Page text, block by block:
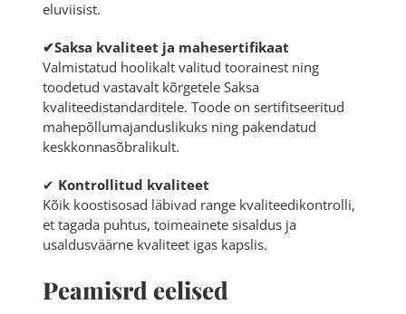
eluviisist.
✔Saksa kvaliteet ja mahesertifikaat
Valmistatud hoolikalt valitud toorainest ning
toodetud vastavalt kõrgetele Saksa
kvaliteedistandarditele. Toode on sertifitseeritud
mahepõllumajanduslikuks ning pakendatud
keskkonnasõbralikult.
✔ Kontrollitud kvaliteet
Kõik koostisosad läbivad range kvaliteedikontrolli,
et tagada puhtus, toimeainete sisaldus ja
usaldusväärne kvaliteet igas kapslis.
Peamisrd eelised